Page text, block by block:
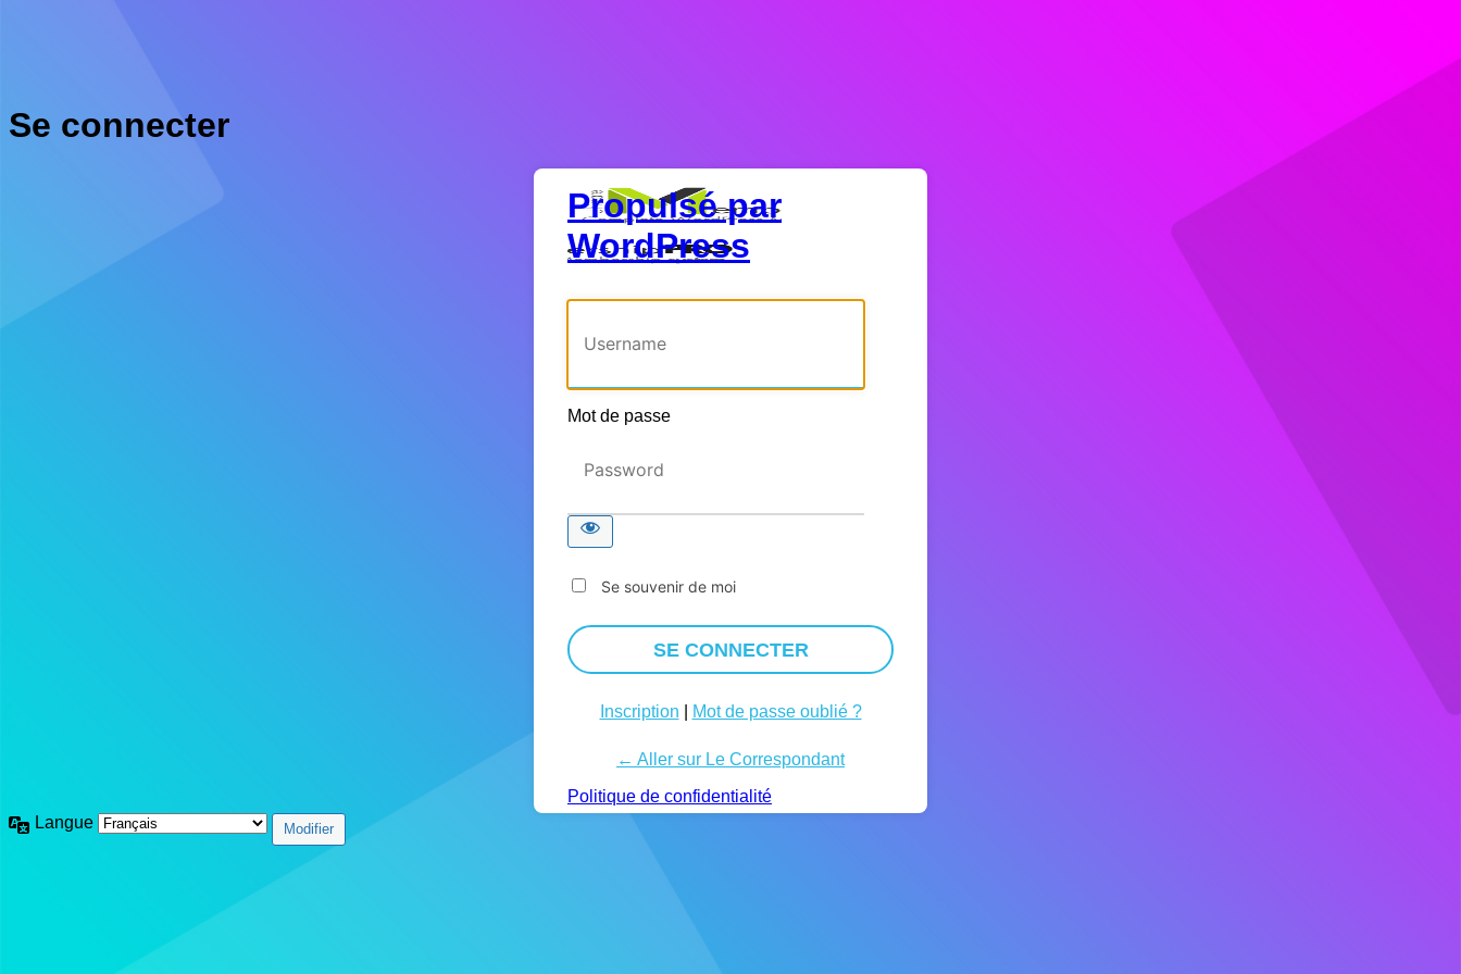
Se connecter
Propulsé par
WordPress
Mot de passe
Se souvenir de moi
Inscription Mot de passe oublié ?
← Aller sur Le Correspondant
Politique de confidentialité
Langue